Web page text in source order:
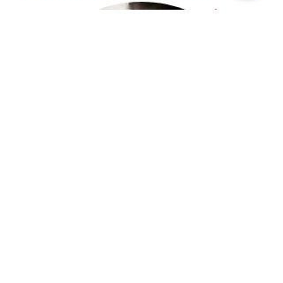
thêm thông tin